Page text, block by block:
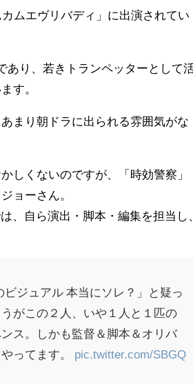
ムエヴリバディ」に出演されてい
あり、若きトランペッターとして
す。
まり朝ドラに出られる雰囲気がな
しくないのですが、「時効警察」
ョーさん。
、自ら演出・脚本・編集を担当し
ジュアル 本当にソレ？」と疑っ
がこの２人、いや１人と１匹の
ス。しかも監督＆脚本＆オリバ
ってます。 pic.twitter.com/SBGQ